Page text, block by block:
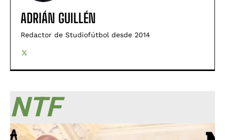
ADRIÁN GUILLÉN
Redactor de Studiofútbol desde 2014
NTF